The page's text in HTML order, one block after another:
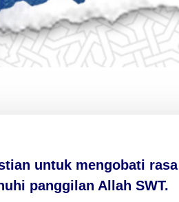
untuk mengobati
panggilan Allah SWT.